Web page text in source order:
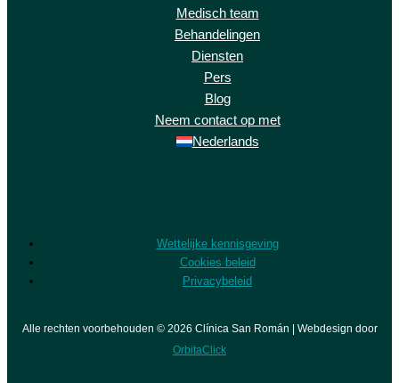
Medisch team
Behandelingen
Diensten
Pers
Blog
Neem contact op met
Nederlands
Wettelijke kennisgeving
Cookies beleid
Privacybeleid
Alle rechten voorbehouden © 2026 Clínica San Román | Webdesign door
OrbitaClick